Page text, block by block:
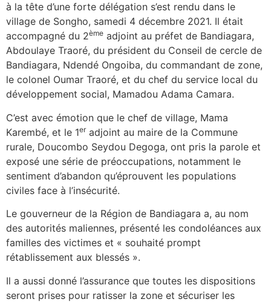
à la tête d’une forte délégation s’est rendu dans le
village de Songho, samedi 4 décembre 2021. Il était
accompagné du 2ème adjoint au préfet de Bandiagara,
Abdoulaye Traoré, du président du Conseil de cercle de
Bandiagara, Ndendé Ongoiba, du commandant de zone,
le colonel Oumar Traoré, et du chef du service local du
développement social, Mamadou Adama Camara.
C’est avec émotion que le chef de village, Mama
Karembé, et le 1eradjoint au maire de la Commune
rurale, Doucombo Seydou Degoga, ont pris la parole et
exposé une série de préoccupations, notamment le
sentiment d’abandon qu’éprouvent les populations
civiles face à l’insécurité.
Le gouverneur de la Région de Bandiagara a, au nom
des autorités maliennes, présenté les condoléances aux
familles des victimes et « souhaité prompt
rétablissement aux blessés ».
Il a aussi donné l’assurance que toutes les dispositions
seront prises pour ratisser la zone et sécuriser les